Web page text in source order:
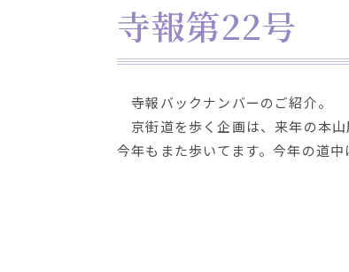
寺報第22号
寺報バックナンバーのご紹介。
京街道を歩く企画は、来年の本山
今年もまた歩いてます。今年の道